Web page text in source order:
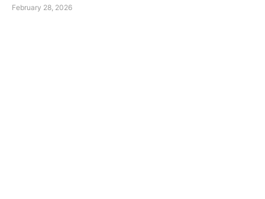
February 28, 2026